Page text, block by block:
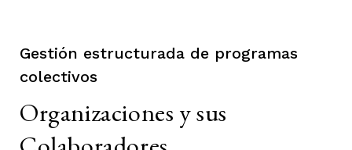
Gestión estructurada de programas
colectivos
Organizaciones y sus